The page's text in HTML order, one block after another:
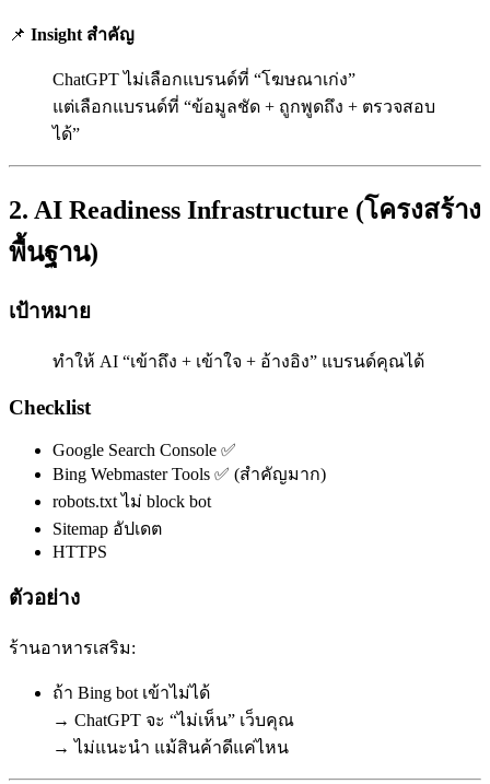
📌 Insight สำคัญ
ChatGPT ไม่เลือกแบรนด์ที่ “โฆษณาเก่ง”
แต่เลือกแบรนด์ที่ “ข้อมูลชัด + ถูกพูดถึง + ตรวจสอบ
ได้”
2. AI Readiness Infrastructure (โครงสร้าง
พื้นฐาน)
เป้าหมาย
ทำให้ AI “เข้าถึง + เข้าใจ + อ้างอิง” แบรนด์คุณได้
Checklist
Google Search Console ✅
Bing Webmaster Tools ✅ (สำคัญมาก)
robots.txt ไม่ block bot
Sitemap อัปเดต
HTTPS
ตัวอย่าง
ร้านอาหารเสริม:
ถ้า Bing bot เข้าไม่ได้
→ ChatGPT จะ “ไม่เห็น” เว็บคุณ
→ ไม่แนะนำ แม้สินค้าดีแค่ไหน